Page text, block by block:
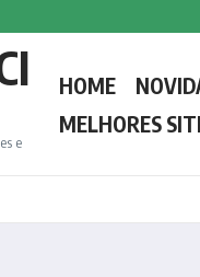
Leão XIV, o Primeiro
de Games do Brasil
de Tecnologia em Espanhol
do novo Papa:
e
HOME
MELHORES